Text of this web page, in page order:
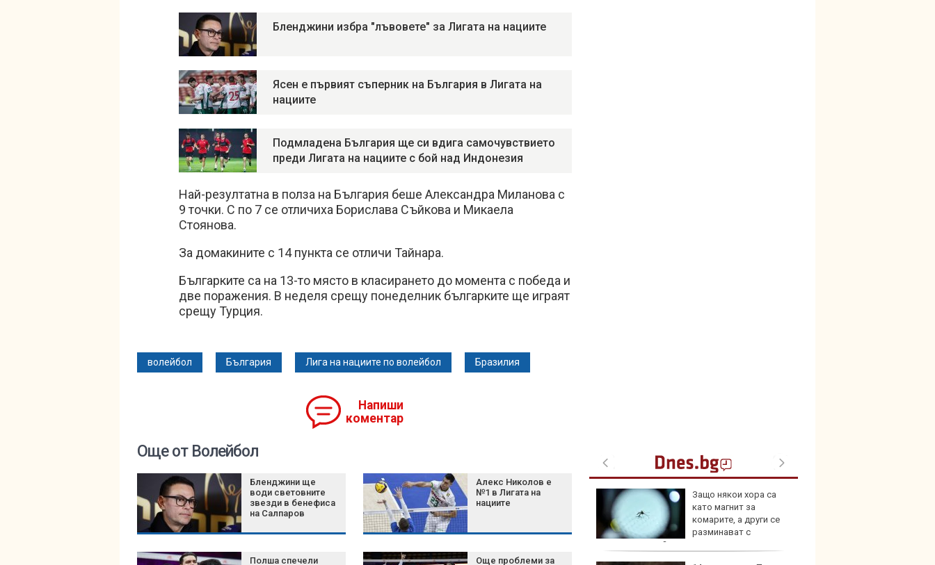
Бленджини избра "лъвовете" за Лигата на нациите
Ясен е първият съперник на България в Лигата на
нациите
Подмладена България ще си вдига самочувствието
преди Лигата на нациите с бой над Индонезия
Най-резултатна в полза на България беше Александра Миланова с
9 точки. С по 7 се отличиха Борислава Съйкова и Микаела
Стоянова.
За домакините с 14 пункта се отличи Тайнара.
Българките са на 13-то място в класирането до момента с победа и
две поражения. В неделя срещу понеделник българките ще играят
срещу Турция.
волейбол България Лига на нациите по волейбол Бразилия
Напиши
коментар
Още от Волейбол
Бленджини ще
води световните
звезди в бенефиса
на Салпаров
Алекс Николов е
№1 в Лигата на
нациите
Полша спечели
Още проблеми за
40 евро за "древен
Рим": Италианец
театър и измами
Защо някои хора са
като магнит за
комарите, а други се
разминават с
ухапванията им?